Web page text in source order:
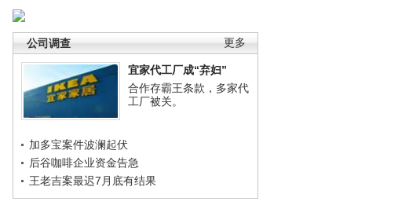
更多
公司调查
宜家代工厂成“弃妇”
合作存霸王条款，多家代
工厂被关。
加多宝案件波澜起伏
后谷咖啡企业资金告急
王老吉案最迟7月底有结果